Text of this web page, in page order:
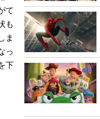
て
も
ま
っ
下